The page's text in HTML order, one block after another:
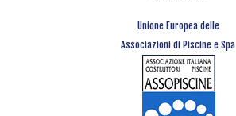
Unione Europea delle
Associazioni di Piscine e Spa